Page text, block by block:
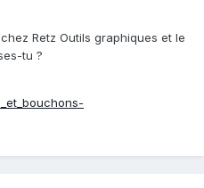
Retz Outils graphiques et le
tu ?